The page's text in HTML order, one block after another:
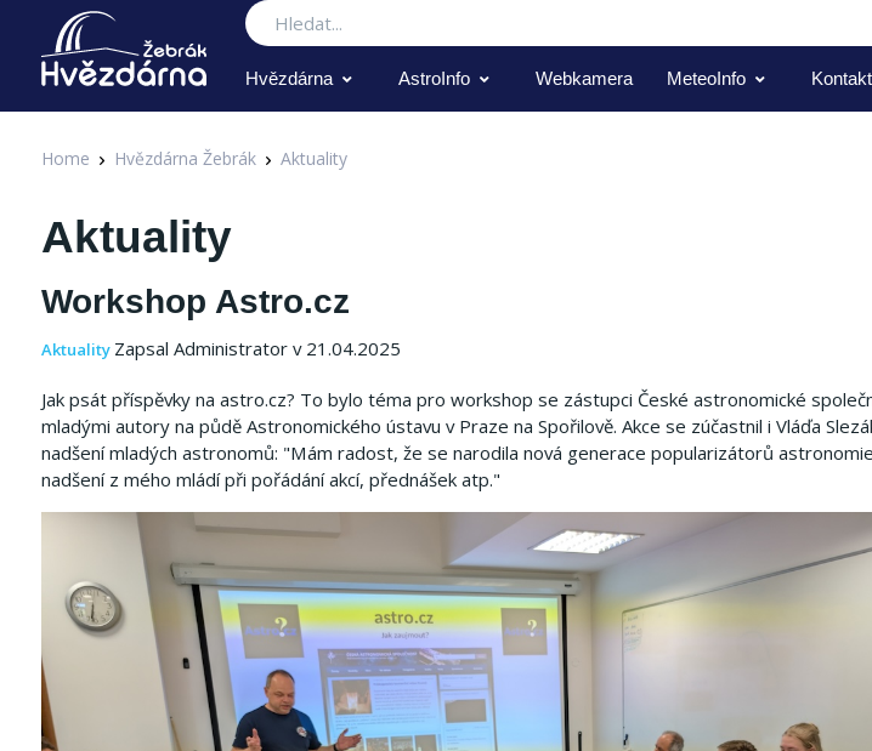
Hledat
Hvězdárna AstroInfo Webkamera MeteoInfo Kontakt
Home Hvězdárna Žebrák Aktuality
Aktuality
Workshop Astro.cz
Aktuality Zapsal Administrator v 21.04.2025
Jak psát příspěvky na astro.cz? To bylo téma pro workshop se zástupci České astronomické
mladými autory na půdě Astronomického ústavu v Praze na Spořilově. Akce se zúčastnil i Vláďa
nadšení mladých astronomů: "Mám radost, že se narodila nová generace popularizátorů
nadšení z mého mládí při pořádání akcí, přednášek atp."